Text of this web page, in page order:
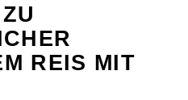
REIS MIT